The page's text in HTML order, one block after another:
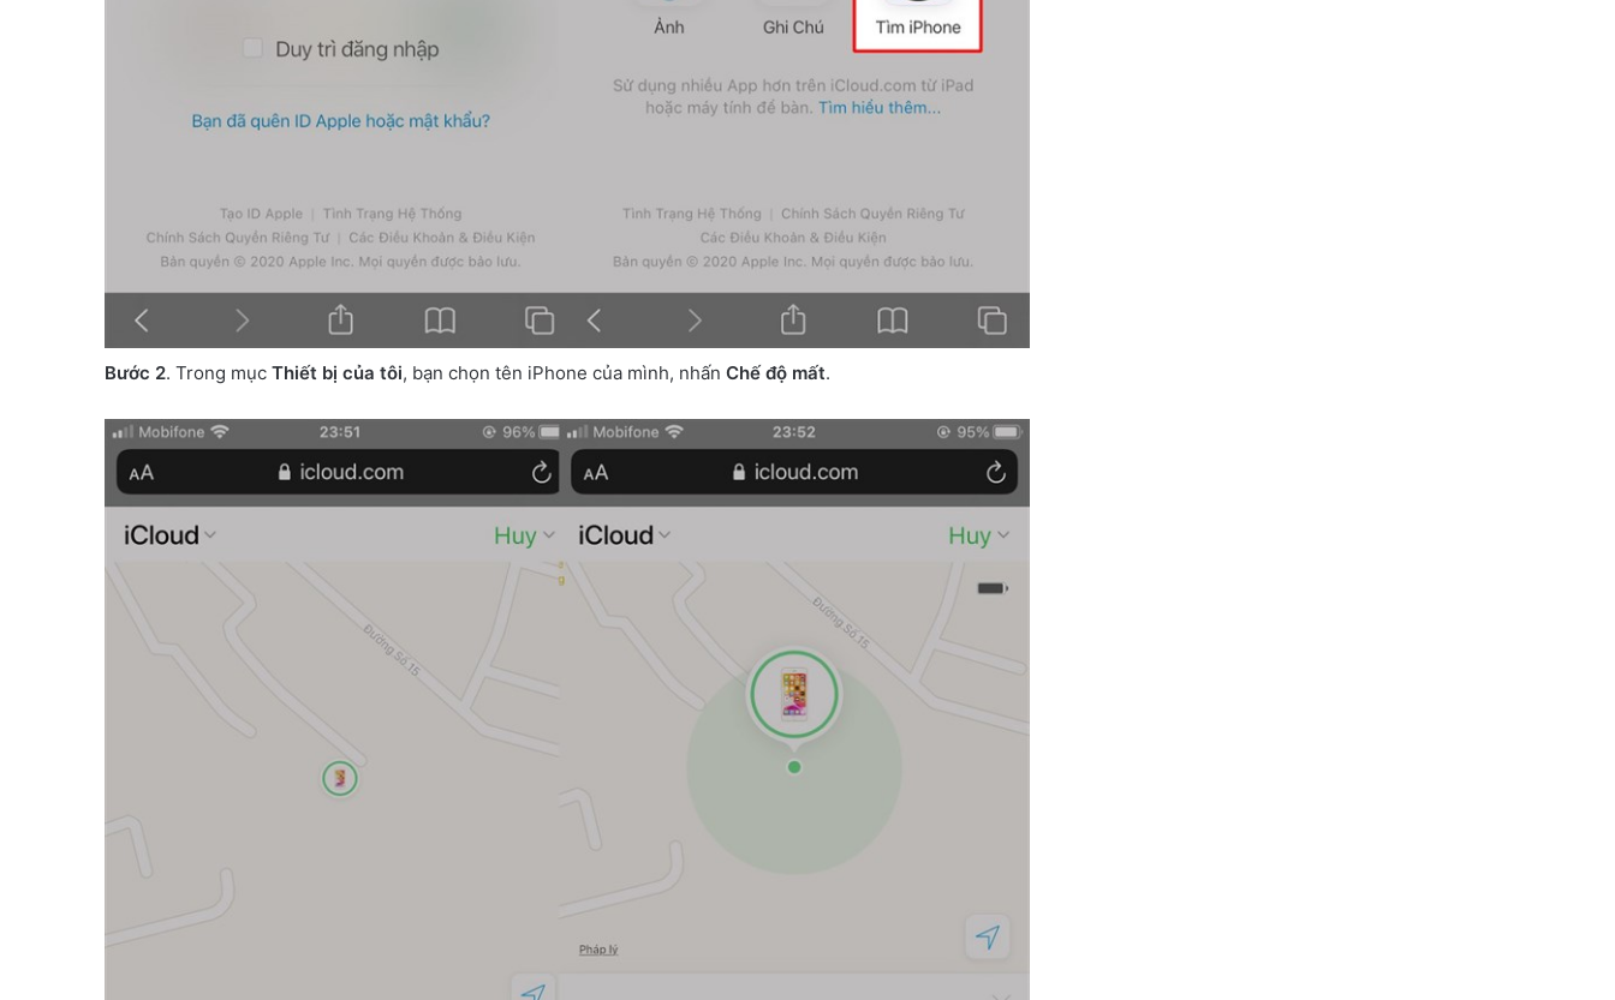
Bước 2. Trong mục Thiết bị của tôi, bạn chọn tên iPhone của mình, nhấn Chế độ mất.